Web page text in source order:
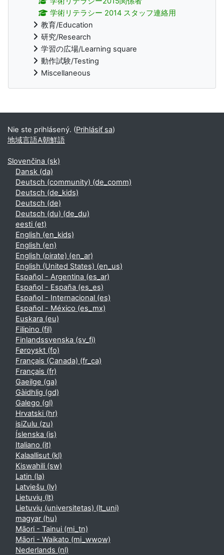
学術リテラシー 2014 スタッフ連絡用
教育/Education
研究/Research
学習の広場/Learning square
動作試験/Testing
Miscellaneous
Dodatočné bloky
Nie ste prihlásený. (Prihlásiť sa)
地域言語A朝鮮語
Slovenčina ‎(sk)‎
Dansk ‎(da)‎
Deutsch (community) ‎(de_comm)‎
Deutsch ‎(de_kids)‎
Deutsch ‎(de)‎
Deutsch (du) ‎(de_du)‎
eesti ‎(et)‎
English ‎(en_kids)‎
English ‎(en)‎
English (pirate) ‎(en_ar)‎
English (United States) ‎(en_us)‎
Español - Argentina ‎(es_ar)‎
Español - España ‎(es_es)‎
Español - Internacional ‎(es)‎
Español - México ‎(es_mx)‎
Euskara ‎(eu)‎
Filipino ‎(fil)‎
Finlandssvenska ‎(sv_fi)‎
Føroyskt ‎(fo)‎
Français (Canada) ‎(fr_ca)‎
Français ‎(fr)‎
Gaeilge ‎(ga)‎
Gàidhlig ‎(gd)‎
Galego ‎(gl)‎
Hrvatski ‎(hr)‎
isiZulu ‎(zu)‎
Íslenska ‎(is)‎
Italiano ‎(it)‎
Kalaallisut ‎(kl)‎
Kiswahili ‎(sw)‎
Latin ‎(la)‎
Latviešu ‎(lv)‎
Lietuvių ‎(lt)‎
Lietuvių (universitetas) ‎(lt_uni)‎
magyar ‎(hu)‎
Māori - Tainui ‎(mi_tn)‎
Māori - Waikato ‎(mi_wwow)‎
Nederlands ‎(nl)‎